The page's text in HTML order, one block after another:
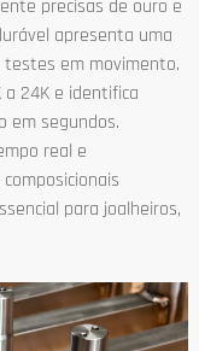
precisas de ouro e
apresenta uma
em movimento.
24K e identifica
em segundos.
real e
para joalheiros,